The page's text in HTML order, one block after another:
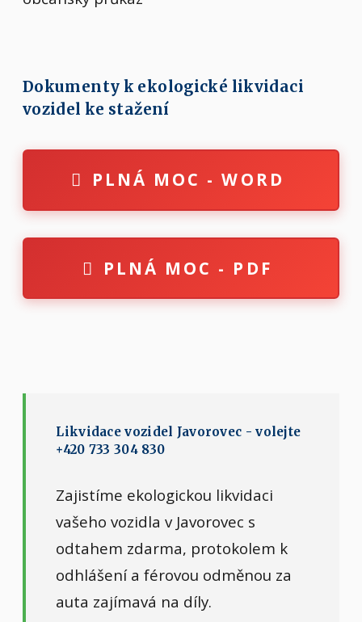
Dokumenty k ekologické likvidaci
vozidel ke stažení
PLNÁ MOC - WORD
PLNÁ MOC - PDF
Likvidace vozidel Javorovec - volejte
+420 733 304 830
Zajistíme ekologickou likvidaci
vašeho vozidla v Javorovec s
odtahem zdarma, protokolem k
odhlášení a férovou odměnou za
auta zajímavá na díly.